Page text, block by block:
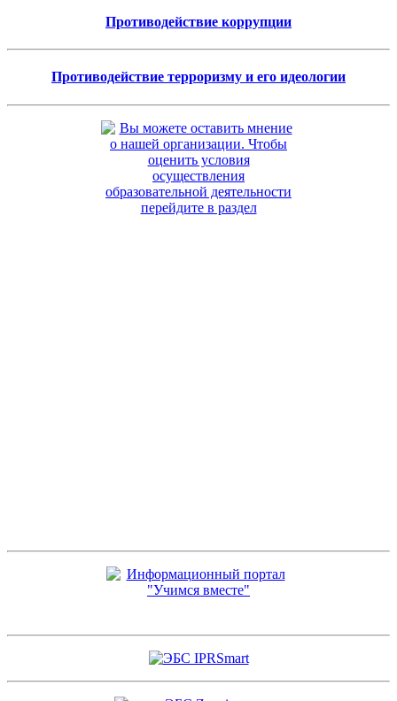
Противодействие коррупции
Противодействие терроризму и его идеологии